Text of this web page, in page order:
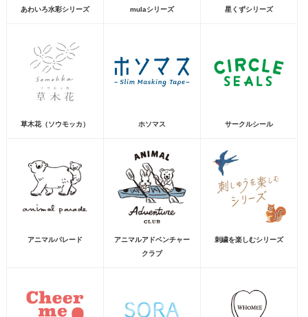
あわいろ水彩シリーズ mulaシリーズ 星くずシリーズ
草木花（ソウモッカ） ホソマス サークルシール
アニマルパレード
アニマルアドベンチャー
クラブ
刺繍を楽しむシリーズ